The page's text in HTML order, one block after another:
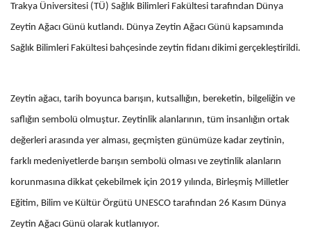
Trakya Üniversitesi (TÜ) Sağlık Bilimleri Fakültesi tarafından Dünya
Zeytin Ağacı Günü kutlandı. Dünya Zeytin Ağacı Günü kapsamında
Sağlık Bilimleri Fakültesi bahçesinde zeytin fidanı dikimi gerçekleştirildi.
Zeytin ağacı, tarih boyunca barışın, kutsallığın, bereketin, bilgeliğin ve
saflığın sembolü olmuştur. Zeytinlik alanlarının, tüm insanlığın ortak
değerleri arasında yer alması, geçmişten günümüze kadar zeytinin,
farklı medeniyetlerde barışın sembolü olması ve zeytinlik alanların
korunmasına dikkat çekebilmek için 2019 yılında, Birleşmiş Milletler
Eğitim, Bilim ve Kültür Örgütü UNESCO tarafından 26 Kasım Dünya
Zeytin Ağacı Günü olarak kutlanıyor.